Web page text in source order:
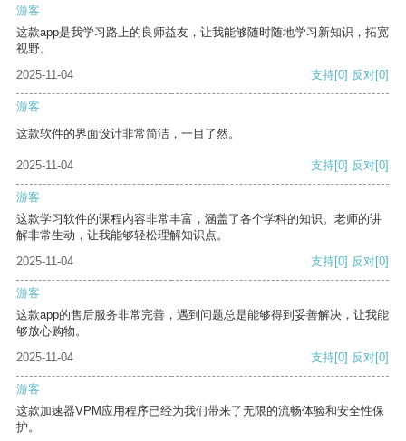
游客
这款app是我学习路上的良师益友，让我能够随时随地学习新知识，拓宽
视野。
2025-11-04
支持[0] 反对[0]
游客
这款软件的界面设计非常简洁，一目了然。
2025-11-04 支持[0] 反对[0]
游客
这款学习软件的课程内容非常丰富，涵盖了各个学科的知识。老师的讲
解非常生动，让我能够轻松理解知识点。
2025-11-04
支持[0] 反对[0]
游客
这款app的售后服务非常完善，遇到问题总是能够得到妥善解决，让我能
够放心购物。
2025-11-04
支持[0] 反对[0]
游客
这款加速器VPM应用程序已经为我们带来了无限的流畅体验和安全性保
护。